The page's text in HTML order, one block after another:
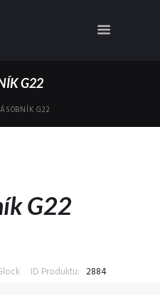
G22
G22
G22
ID Produktu: 2884